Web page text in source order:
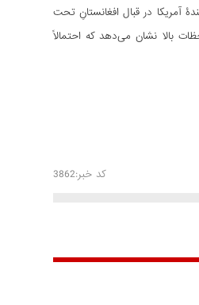
آمریکا در قبال افغانستانِ تحت
بالا نشان می­‌دهد که احتمالاً
کد خبر:3862